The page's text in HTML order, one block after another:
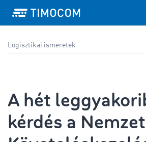
Logisztikai ismeretek
A hét
kérdés a